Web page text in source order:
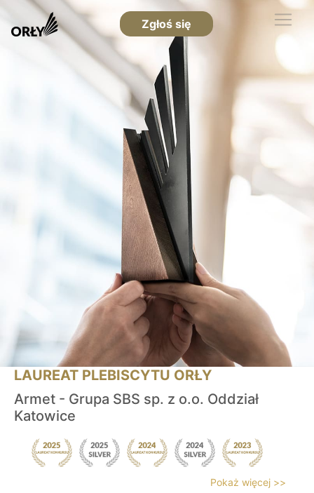
Zgłoś się
LAUREAT PLEBISCYTU ORŁY
Armet - Grupa SBS sp. z o.o. Oddział
Katowice
Pokaż więcej >>